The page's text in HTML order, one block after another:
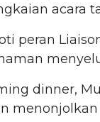
acara
peran
dinner,